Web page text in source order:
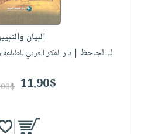
البيان
لـ الجاحظ | دار الفكر العربي
11.90$